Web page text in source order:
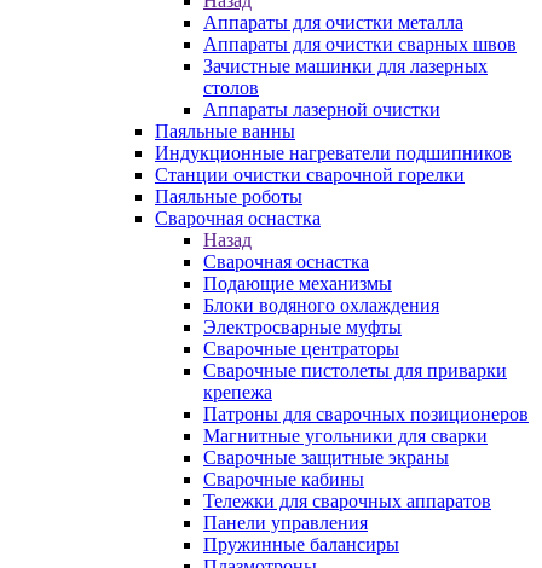
Аппараты для очистки металла
Аппараты для очистки сварных швов
Зачистные машинки для лазерных
столов
Аппараты лазерной очистки
Паяльные ванны
Индукционные нагреватели подшипников
Станции очистки сварочной горелки
Паяльные роботы
Сварочная оснастка
Назад
Сварочная оснастка
Подающие механизмы
Блоки водяного охлаждения
Электросварные муфты
Сварочные центраторы
Сварочные пистолеты для приварки
крепежа
Патроны для сварочных позиционеров
Магнитные угольники для сварки
Сварочные защитные экраны
Сварочные кабины
Тележки для сварочных аппаратов
Панели управления
Пружинные балансиры